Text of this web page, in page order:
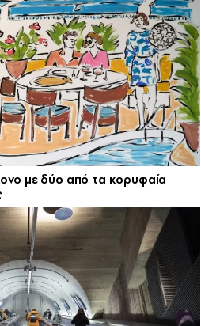
με δύο από τα κορυφαία